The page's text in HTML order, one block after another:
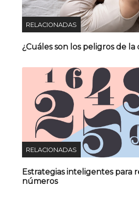
RELACIONADAS
¿Cuáles son los peligros de la
RELACIONADAS
Estrategias inteligentes para
números